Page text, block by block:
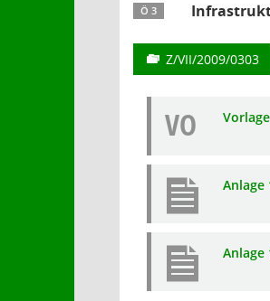
Ö 3
Z/VII/2009/0303
VO Vorlage
Anlage
Anlage